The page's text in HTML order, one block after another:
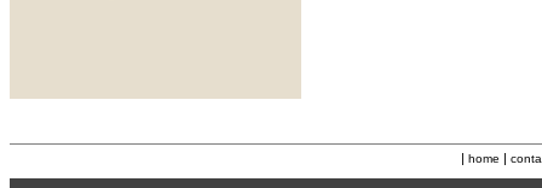
| home |